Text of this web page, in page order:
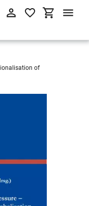
Einloggen
of